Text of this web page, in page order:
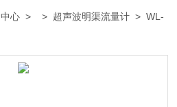
心 > > 超声波明渠流量计 > WL-